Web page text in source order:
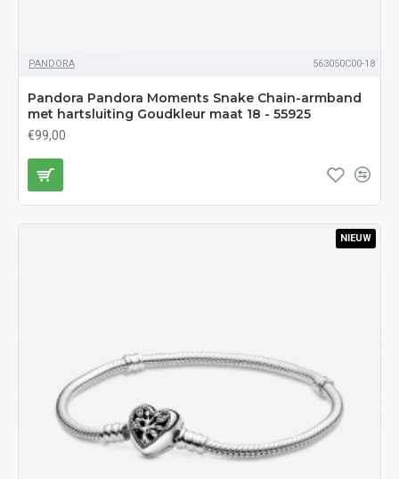
PANDORA 563050C00-18
Pandora Pandora Moments Snake Chain-armband
met hartsluiting Goudkleur maat 18 - 55925
€99,00
NIEUW